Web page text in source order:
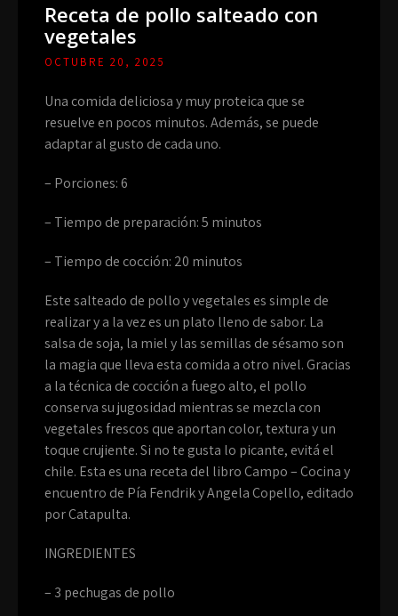
Receta de pollo salteado con
vegetales
OCTUBRE 20, 2025
Una comida deliciosa y muy proteica que se
resuelve en pocos minutos. Además, se puede
adaptar al gusto de cada uno.
– Porciones: 6
– Tiempo de preparación: 5 minutos
– Tiempo de cocción: 20 minutos
Este salteado de pollo y vegetales es simple de
realizar y a la vez es un plato lleno de sabor. La
salsa de soja, la miel y las semillas de sésamo son
la magia que lleva esta comida a otro nivel. Gracias
a la técnica de cocción a fuego alto, el pollo
conserva su jugosidad mientras se mezcla con
vegetales frescos que aportan color, textura y un
toque crujiente. Si no te gusta lo picante, evitá el
chile. Esta es una receta del libro Campo – Cocina y
encuentro de Pía Fendrik y Angela Copello, editado
por Catapulta.
INGREDIENTES
– 3 pechugas de pollo